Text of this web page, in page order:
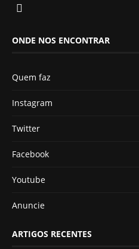
ONDE NOS ENCONTRAR
Quem faz
Instagram
Twitter
Facebook
Youtube
Anuncie
ARTIGOS RECENTES